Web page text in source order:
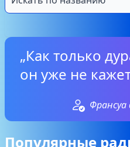
„Как только
он уже не
Популярные